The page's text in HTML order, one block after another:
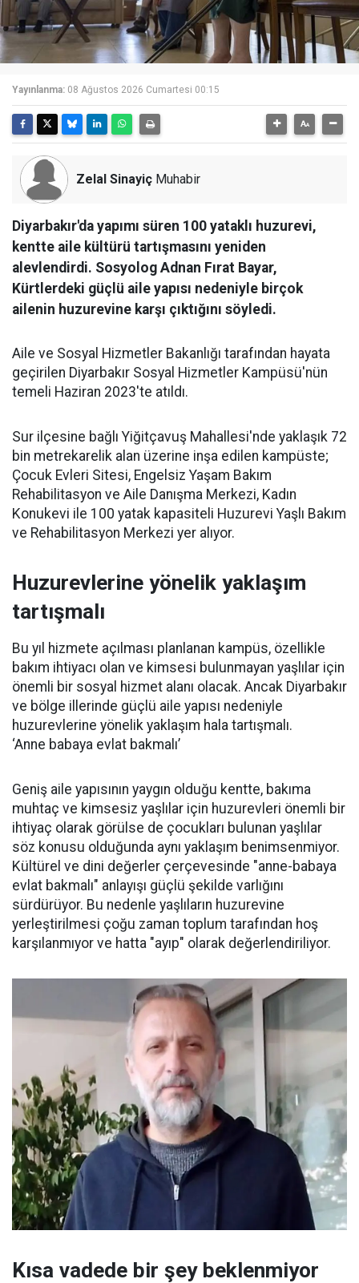
Yayınlanma: 08 Ağustos 2026 Cumartesi 00:15
Zelal Sinayiç Muhabir
Diyarbakır'da yapımı süren 100 yataklı huzurevi,
kentte aile kültürü tartışmasını yeniden
alevlendirdi. Sosyolog Adnan Fırat Bayar,
Kürtlerdeki güçlü aile yapısı nedeniyle birçok
ailenin huzurevine karşı çıktığını söyledi.
Aile ve Sosyal Hizmetler Bakanlığı tarafından hayata
geçirilen Diyarbakır Sosyal Hizmetler Kampüsü'nün
temeli Haziran 2023'te atıldı.
Sur ilçesine bağlı Yiğitçavuş Mahallesi'nde yaklaşık 72
bin metrekarelik alan üzerine inşa edilen kampüste;
Çocuk Evleri Sitesi, Engelsiz Yaşam Bakım
Rehabilitasyon ve Aile Danışma Merkezi, Kadın
Konukevi ile 100 yatak kapasiteli Huzurevi Yaşlı Bakım
ve Rehabilitasyon Merkezi yer alıyor.
Huzurevlerine yönelik yaklaşım
tartışmalı
Bu yıl hizmete açılması planlanan kampüs, özellikle
bakım ihtiyacı olan ve kimsesi bulunmayan yaşlılar için
önemli bir sosyal hizmet alanı olacak. Ancak Diyarbakır
ve bölge illerinde güçlü aile yapısı nedeniyle
huzurevlerine yönelik yaklaşım hala tartışmalı.
‘Anne babaya evlat bakmalı’
Geniş aile yapısının yaygın olduğu kentte, bakıma
muhtaç ve kimsesiz yaşlılar için huzurevleri önemli bir
ihtiyaç olarak görülse de çocukları bulunan yaşlılar
söz konusu olduğunda aynı yaklaşım benimsenmiyor.
Kültürel ve dini değerler çerçevesinde "anne-babaya
evlat bakmalı" anlayışı güçlü şekilde varlığını
sürdürüyor. Bu nedenle yaşlıların huzurevine
yerleştirilmesi çoğu zaman toplum tarafından hoş
karşılanmıyor ve hatta "ayıp" olarak değerlendiriliyor.
Kısa vadede bir şey beklenmiyor